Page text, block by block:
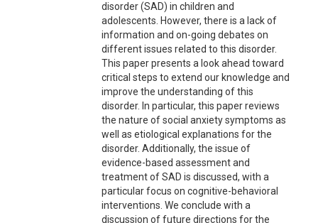
disorder (SAD) in children and
adolescents. However, there is a lack of
information and on-going debates on
different issues related to this disorder.
This paper presents a look ahead toward
critical steps to extend our knowledge and
improve the understanding of this
disorder. In particular, this paper reviews
the nature of social anxiety symptoms as
well as etiological explanations for the
disorder. Additionally, the issue of
evidence-based assessment and
treatment of SAD is discussed, with a
particular focus on cognitive-behavioral
interventions. We conclude with a
discussion of future directions for the